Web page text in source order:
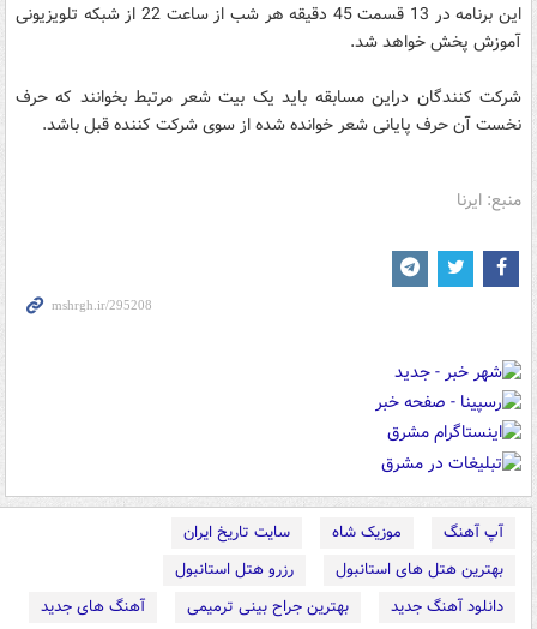
این برنامه در 13 قسمت 45 دقیقه هر شب از ساعت 22 از شبکه تلویزیونی
آموزش پخش خواهد شد.
شرکت کنندگان دراین مسابقه باید یک بیت شعر مرتبط بخوانند که حرف
نخست آن حرف پایانی شعر خوانده شده از سوی شرکت کننده قبل باشد.
منبع: ایرنا
آپ آهنگ موزیک شاه
سایت تاریخ ایران
بهترین هتل های استانبول
رزرو هتل استانبول
دانلود آهنگ جدید
بهترین جراح بینی ترمیمی
آهنگ های جدید